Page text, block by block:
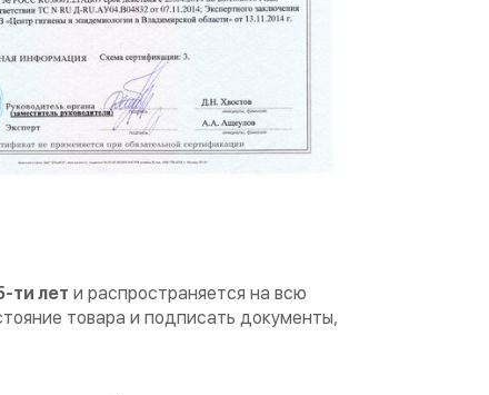
ти лет и распространяется на всю
товара и подписать документы,